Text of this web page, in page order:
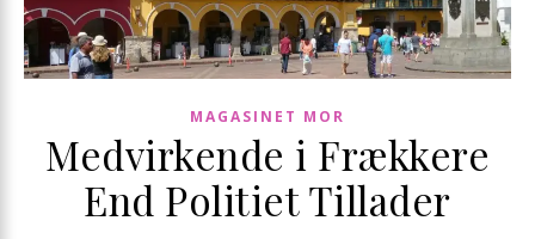
MAGASINET MOR
Medvirkende i Frækkere
End Politiet Tillader